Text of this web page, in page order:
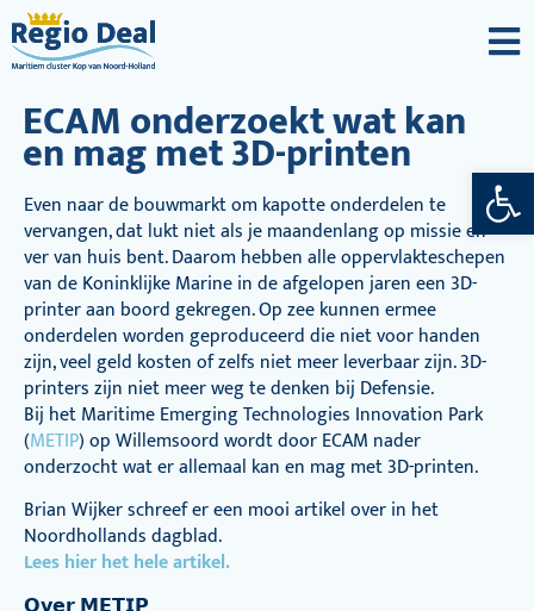
ECAM onderzoekt wat kan
en mag met 3D-printen
Even naar de bouwmarkt om kapotte onderdelen te
vervangen, dat lukt niet als je maandenlang op missie en
ver van huis bent. Daarom hebben alle oppervlakteschepen
van de Koninklijke Marine in de afgelopen jaren een 3D-
printer aan boord gekregen. Op zee kunnen ermee
onderdelen worden geproduceerd die niet voor handen
zijn, veel geld kosten of zelfs niet meer leverbaar zijn. 3D-
printers zijn niet meer weg te denken bij Defensie.
Bij het Maritime Emerging Technologies Innovation Park
(METIP) op Willemsoord wordt door ECAM nader
onderzocht wat er allemaal kan en mag met 3D-printen.
Brian Wijker schreef er een mooi artikel over in het
Noordhollands dagblad.
Lees hier het hele artikel.